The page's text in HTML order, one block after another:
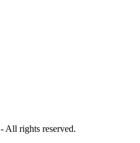
- All rights reserved.